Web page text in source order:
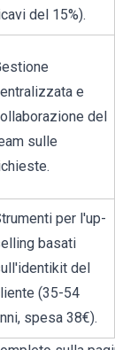
del 15%).
e
del
sulle
per l'up-
basati
del
(35-54
spesa 38€).